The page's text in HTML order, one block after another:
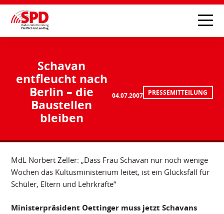
Schavan
entfleucht nach
Berlin – die
Baustellen
bleiben
04.07.2007 PRESSEMITTEILUNG
MdL Norbert Zeller: „Dass Frau Schavan nur noch wenige
Wochen das Kultusministerium leitet, ist ein Glücksfall für
Schüler, Eltern und Lehrkräfte“
Ministerpräsident Oettinger muss jetzt Schavans